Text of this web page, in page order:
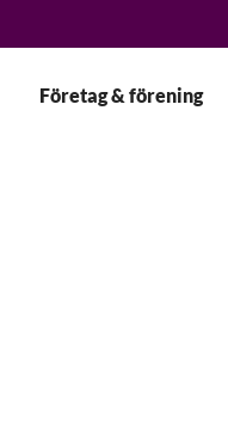
Företag & förening